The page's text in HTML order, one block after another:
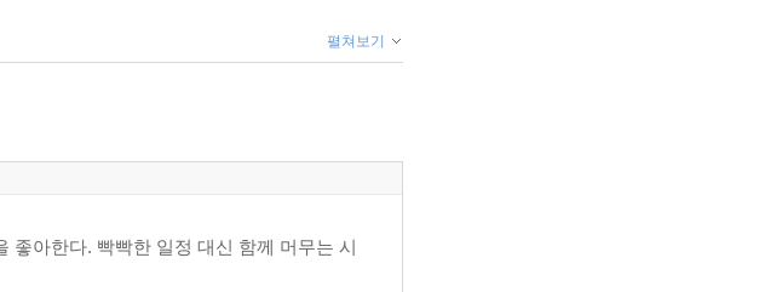
펼쳐보기
좋아한다. 빡빡한 일정 대신 함께 머무는 시